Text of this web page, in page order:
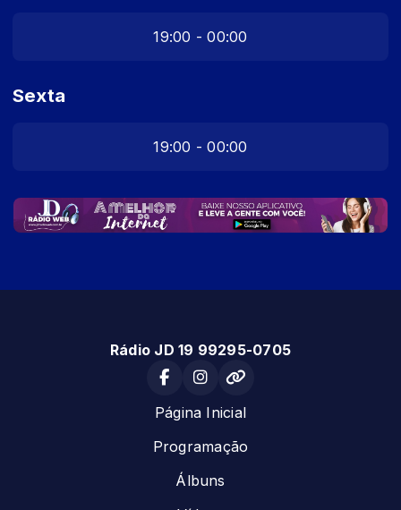
19:00 - 00:00
Sexta
19:00 - 00:00
Rádio JD 19 99295-0705
Página Inicial
Programação
Álbuns